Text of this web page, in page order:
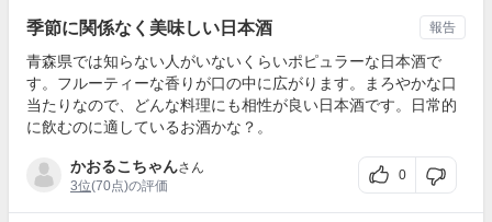
季節に関係なく美味しい日本酒
青森県では知らない人がいないくらいポピュラーな日本酒で
す。フルーティーな香りが口の中に広がります。まろやかな口
当たりなので、どんな料理にも相性が良い日本酒です。日常的
に飲むのに適しているお酒かな？。
かおるこちゃんさん
3位(70点)の評価
0
報告